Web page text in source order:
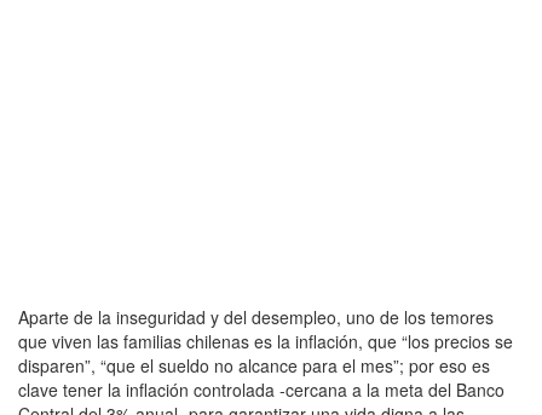
Aparte de la inseguridad y del desempleo, uno de los temores
que viven las familias chilenas es la inflación, que “los precios se
disparen”, “que el sueldo no alcance para el mes”; por eso es
clave tener la inflación controlada -cercana a la meta del Banco